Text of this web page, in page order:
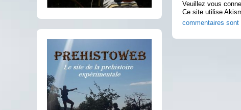
Veuillez vous
Ce site utilise
commentaires sont